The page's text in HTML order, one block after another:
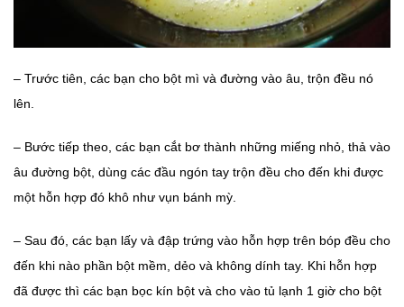
– Trước tiên, các bạn cho bột mì và đường vào âu, trộn đều nó
lên.
– Bước tiếp theo, các bạn cắt bơ thành những miếng nhỏ, thả vào
âu đường bột, dùng các đầu ngón tay trộn đều cho đến khi được
một hỗn hợp đó khô như vụn bánh mỳ.
– Sau đó, các bạn lấy và đập trứng vào hỗn hợp trên bóp đều cho
đến khi nào phần bột mềm, dẻo và không dính tay. Khi hỗn hợp
đã được thì các bạn bọc kín bột và cho vào tủ lạnh 1 giờ cho bột